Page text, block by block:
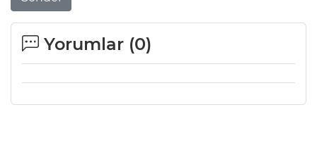
Yorumlar (0)